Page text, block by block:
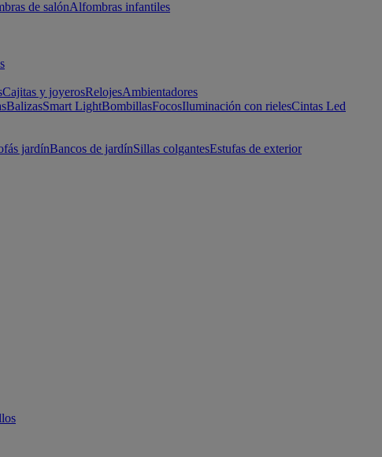
de salónAlfombras infantiles
Cajitas y joyerosRelojesAmbientadores
BalizasSmart LightBombillasFocosIluminación con rielesCintas Led
jardínBancos de jardínSillas colgantesEstufas de exterior